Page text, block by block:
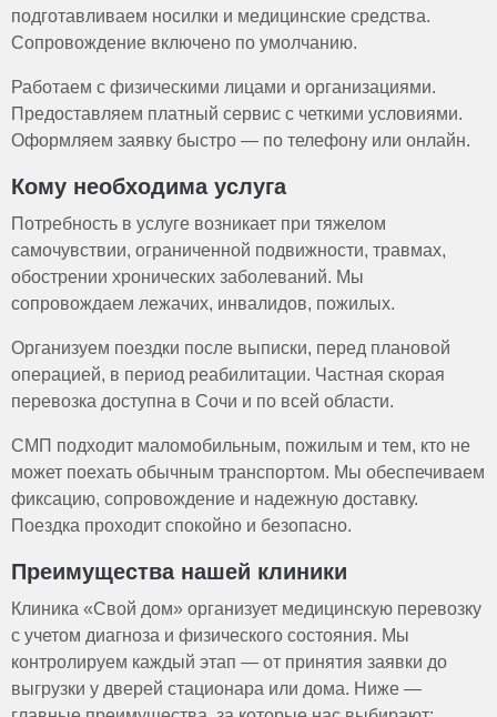
подготавливаем носилки и медицинские средства.
Сопровождение включено по умолчанию.
Работаем с физическими лицами и организациями.
Предоставляем платный сервис с четкими условиями.
Оформляем заявку быстро — по телефону или онлайн.
Кому необходима услуга
Потребность в услуге возникает при тяжелом
самочувствии, ограниченной подвижности, травмах,
обострении хронических заболеваний. Мы
сопровождаем лежачих, инвалидов, пожилых.
Организуем поездки после выписки, перед плановой
операцией, в период реабилитации. Частная скорая
перевозка доступна в Сочи и по всей области.
СМП подходит маломобильным, пожилым и тем, кто не
может поехать обычным транспортом. Мы обеспечиваем
фиксацию, сопровождение и надежную доставку.
Поездка проходит спокойно и безопасно.
Преимущества нашей клиники
Клиника «Свой дом» организует медицинскую перевозку
с учетом диагноза и физического состояния. Мы
контролируем каждый этап — от принятия заявки до
выгрузки у дверей стационара или дома. Ниже —